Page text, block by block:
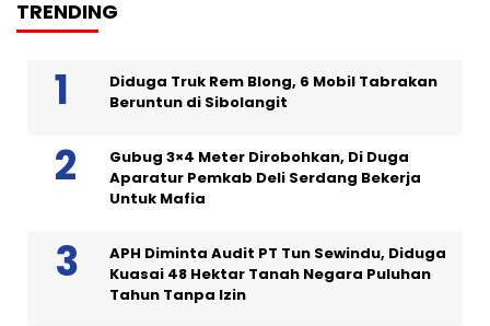
TRENDING
Diduga Truk Rem Blong, 6 Mobil Tabrakan
Beruntun di Sibolangit
Gubug 3×4 Meter Dirobohkan, Di Duga
Aparatur Pemkab Deli Serdang Bekerja
Untuk Mafia
APH Diminta Audit PT Tun Sewindu, Diduga
Kuasai 48 Hektar Tanah Negara Puluhan
Tahun Tanpa Izin